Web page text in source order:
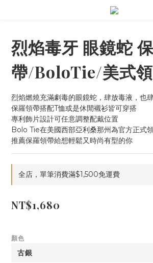
烈焰毒牙 眼鏡蛇
帶/BoloTie/美式領
烈焰燃燒充滿劇毒的眼鏡蛇，肆放毒液，也
保羅領帶搭配T恤或是休閒襯衫皆可穿搭
專利飾片設計可任意調整配戴位置
Bolo Tie在美國西部亞利桑那州為官方正式
推薦保羅領帶給想輕鬆又時尚有型的你
全店，單筆消費滿$1,500免運費
NT$1,680
顏色